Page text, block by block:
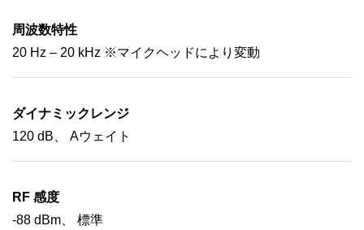
周波数特性
20 Hz – 20 kHz ※マイクヘッドにより変動
ダイナミックレンジ
120 dB、 Aウェイト
RF 感度
-88 dBm、 標準